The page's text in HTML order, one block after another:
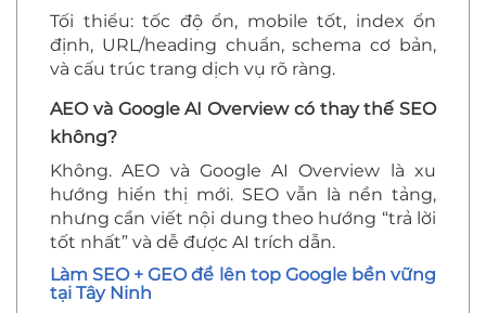
Tối thiểu: tốc độ ổn, mobile tốt, index ổn
định, URL/heading chuẩn, schema cơ bản,
và cấu trúc trang dịch vụ rõ ràng.
AEO và Google AI Overview có thay thế SEO
không?
Không. AEO và Google AI Overview là xu
hướng hiển thị mới. SEO vẫn là nền tảng,
nhưng cần viết nội dung theo hướng “trả lời
tốt nhất” và dễ được AI trích dẫn.
Làm SEO + GEO để lên top Google bền vững
tại Tây Ninh